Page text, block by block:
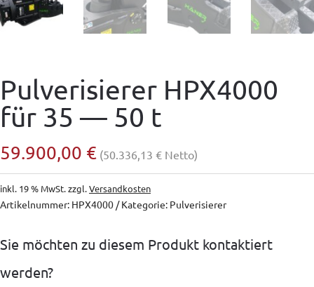
Pulverisierer HPX4000
für 35 — 50 t
59.900,00 € (50.336,13 € Netto)
inkl. 19 % MwSt.zzgl.Versandkosten
Artikelnummer: HPX4000 Kategorie: Pulverisierer
Sie möchten zu diesem Produkt kontaktiert
werden?